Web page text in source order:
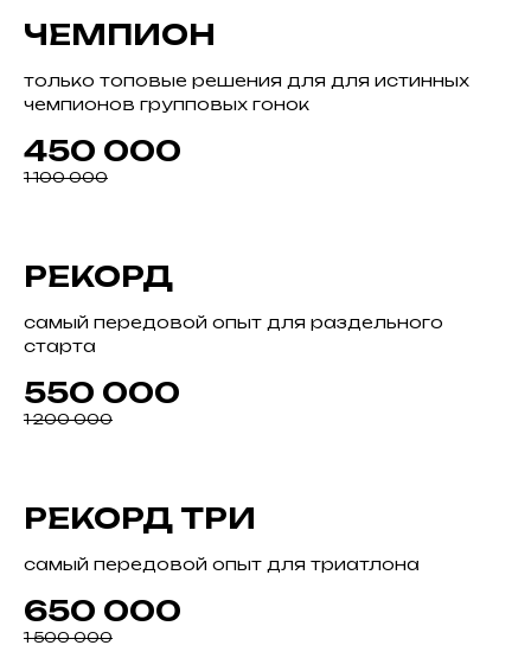
ЧЕМПИОН
только топовые решения для для истинных
чемпионов групповых гонок
450 000
1 100 000
РЕКОРД
самый передовой опыт для раздельного
старта
550 000
1 200 000
РЕКОРД ТРИ
самый передовой опыт для триатлона
650 000
1 500 000